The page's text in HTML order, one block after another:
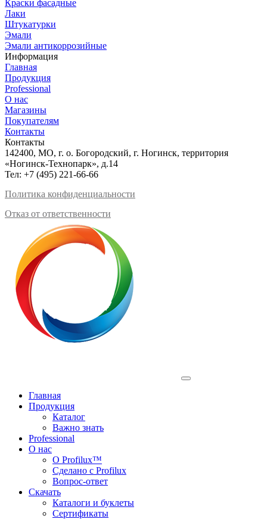
Краски фасадные
Лаки
Штукатурки
Эмали
Эмали антикоррозийные
Информация
Главная
Продукция
Professional
О нас
Магазины
Покупателям
Контакты
Контакты
142400, МО, г. о. Богородский, г. Ногинск, территория
«Ногинск-Технопарк», д.14
Тел: +7 (495) 221-66-66
Политика конфиденциальности
Отказ от ответственности
Главная
Продукция
Каталог
Важно знать
Professional
О нас
О Profilux™
Сделано с Profilux
Вопрос-ответ
Скачать
Каталоги и буклеты
Сертификаты